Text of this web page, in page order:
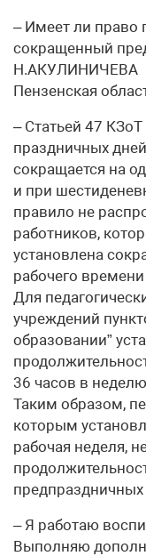
– Имеет ли право
сокращенный
Н.АКУЛИНИЧЕВА
Пензенская
– Статьей 47
праздничных
сокращается на
и при
правило не
работников,
установлена
рабочего
Для
учреждений
образовании”
36 часов в
Таким образом,
которым
рабочая неделя,
предпраздничных
– Я работаю
Выполняю